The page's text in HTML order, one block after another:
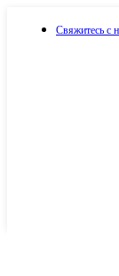
Свяжитесь с